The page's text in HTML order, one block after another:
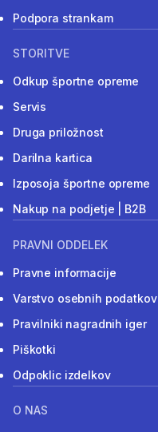
Podpora strankam
STORITVE
Odkup športne opreme
Servis
Druga priložnost
Darilna kartica
Izposoja športne opreme
Nakup na podjetje | B2B
PRAVNI ODDELEK
Pravne informacije
Varstvo osebnih podatkov
Pravilniki nagradnih iger
Piškotki
Odpoklic izdelkov
O NAS